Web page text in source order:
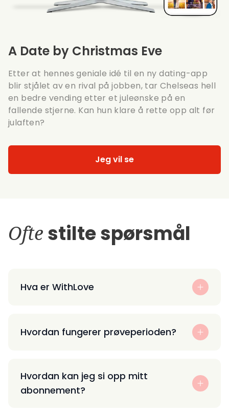
A Date by Christmas Eve
Etter at hennes geniale idé til en ny dating-app
blir stjålet av en rival på jobben, tar Chelseas hell
en bedre vending etter et juleønske på en
fallende stjerne. Kan hun klare å rette opp alt før
julaften?
Jeg vil se
Ofte stilte spørsmål
Hva er WithLove
Hvordan fungerer prøveperioden?
Hvordan kan jeg si opp mitt
abonnement?